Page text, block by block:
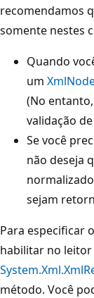
recomendamos
somente nestes
Quando
um
(No
validação
Se você
não deseja
sejam
Para especificar
habilitar no leitor
método. Você